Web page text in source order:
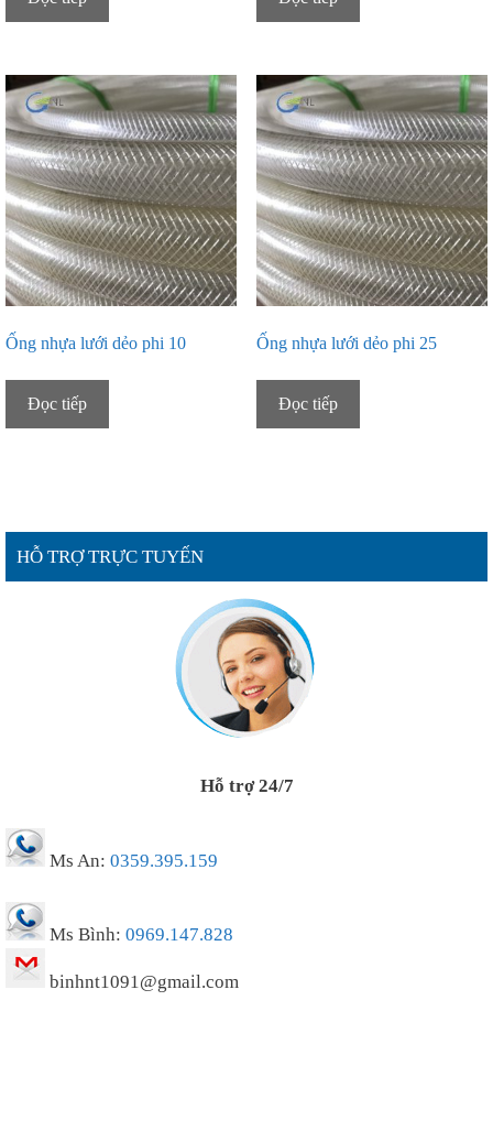
Ống nhựa lưới dẻo phi 10
Đọc tiếp
Ống nhựa lưới dẻo phi 25
Đọc tiếp
HỖ TRỢ TRỰC TUYẾN
Hỗ trợ 24/7
Ms An: 0359.395.159
Ms Bình: 0969.147.828
binhnt1091@gmail.com